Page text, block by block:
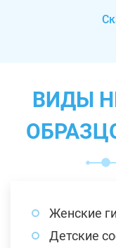
ВИДЫ
Женские
Детские